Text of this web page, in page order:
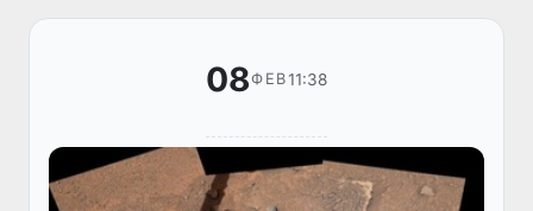
08ФЕВ11:38